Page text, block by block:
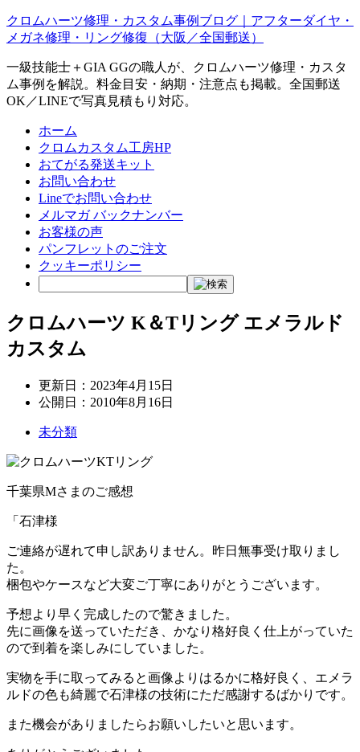
クロムハーツ修理・カスタム事例ブログ｜アフターダイヤ・
メガネ修理・リング修復（大阪／全国郵送）
一級技能士＋GIA GGの職人が、クロムハーツ修理・カスタ
ム事例を解説。料金目安・納期・注意点も掲載。全国郵送
OK／LINEで写真見積もり対応。
ホーム
クロムカスタム工房HP
おてがる発送キット
お問い合わせ
Lineでお問い合わせ
メルマガ バックナンバー
お客様の声
パンフレットのご注文
クッキーポリシー
クロムハーツ K＆Tリング エメラルド
カスタム
更新日： 2023年4月15日
公開日： 2010年8月16日
未分類
千葉県Mさまのご感想
「石津様
ご連絡が遅れて申し訳ありません。昨日無事受け取りまし
た。
梱包やケースなど大変ご丁寧にありがとうございます。
予想より早く完成したので驚きました。
先に画像を送っていただき、かなり格好良く仕上がっていた
ので到着を楽しみにしていました。
実物を手に取ってみると画像よりはるかに格好良く、エメラ
ルドの色も綺麗で石津様の技術にただ感謝するばかりです。
また機会がありましたらお願いしたいと思います。